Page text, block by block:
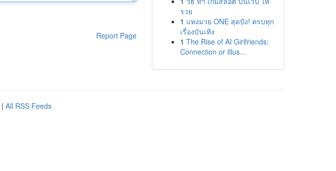
Report Page
รวย
1 แทงมวย ONE สุดปัง! ครบทุก
เรื่องบันเทิง
1 The Rise of AI Girlfriends:
Connection or Illus...
| All RSS Feeds